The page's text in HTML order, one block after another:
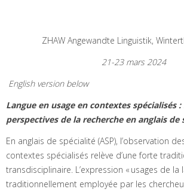
ZHAW Angewandte Linguistik,
21-23 mars 2024
English version below
Langue en usage en contextes spécialisés
perspectives de la recherche en anglais de
En anglais de spécialité (ASP), l’observation
contextes spécialisés relève d’une forte
transdisciplinaire. L’expression « usages de la
traditionnellement employée par les